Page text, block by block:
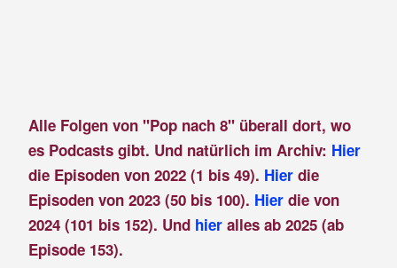
Alle Folgen von "Pop nach 8" überall dort, wo
es Podcasts gibt. Und natürlich im Archiv: Hier
die Episoden von 2022 (1 bis 49). Hierdie
Episoden von 2023 (50 bis 100). Hier die von
2024 (101 bis 152). Und hier alles ab 2025 (ab
Episode 153).